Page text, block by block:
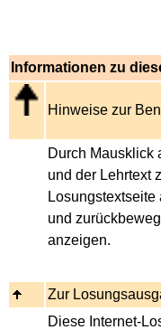
Informationen zu
Hinweise zur
Durch Mausklick
und der Lehrtext
und
anzeigen.
Zur
Diese Internet-